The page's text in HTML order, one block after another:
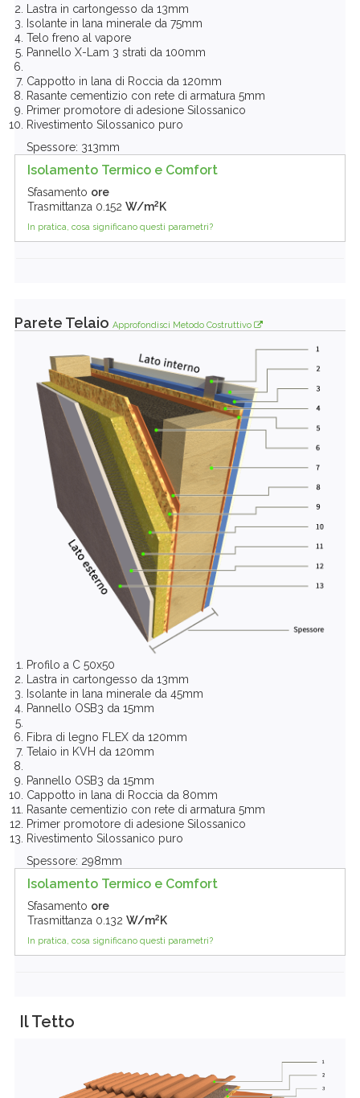
Lastra in cartongesso da 13mm
Isolante in lana minerale da 75mm
Telo freno al vapore
Pannello X-Lam 3 strati da 100mm
Cappotto in lana di Roccia da 120mm
Rasante cementizio con rete di armatura 5mm
Primer promotore di adesione Silossanico
Rivestimento Silossanico puro
Spessore: 313mm
Isolamento Termico e Comfort
Sfasamento ore
Trasmittanza 0.152 W/m2 K
In pratica, cosa significano questi parametri?
Parete Telaio Approfondisci Metodo Costruttivo
Profilo a C 50x50
Lastra in cartongesso da 13mm
Isolante in lana minerale da 45mm
Pannello OSB3 da 15mm
Fibra di legno FLEX da 120mm
Telaio in KVH da 120mm
Pannello OSB3 da 15mm
Cappotto in lana di Roccia da 80mm
Rasante cementizio con rete di armatura 5mm
Primer promotore di adesione Silossanico
Rivestimento Silossanico puro
Spessore: 298mm
Isolamento Termico e Comfort
Sfasamento ore
Trasmittanza 0.132 W/m2 K
In pratica, cosa significano questi parametri?
Il Tetto